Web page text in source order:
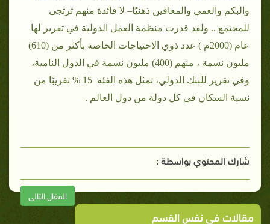
والبكم والعمي والمعاقين ذهنيًا– لا فائدة منهم ترتجى
للمجتمع .. ولقد قدرت منظمة العمل الدولية في تقرير لها
عام (2000م ) عدد ذوي الاحتياجات الخاصة بأكثر من (610)
مليون نسمة ، منهم (400) مليون نسمة في الدول النامية،
وفي تقرير للبنك الدولي، تمثل هذه الفئة 15 % تقريبًا من
نسبة السكان في كل دولة من دول العالم .
شارك المحتوي بواسطة :
المقال التالى
مقالات في نفس القسم